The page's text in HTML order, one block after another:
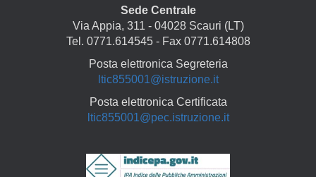
Sede Centrale
Via Appia, 311 - 04028 Scauri (LT)
Tel. 0771.614545 - Fax 0771.614808
Posta elettronica Segreteria
ltic855001@istruzione.it
Posta elettronica Certificata
ltic855001@pec.istruzione.it